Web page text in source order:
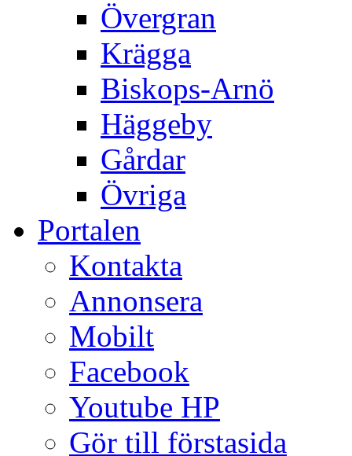
Övergran
Krägga
Biskops-Arnö
Häggeby
Gårdar
Övriga
Portalen
Kontakta
Annonsera
Mobilt
Facebook
Youtube HP
Gör till förstasida